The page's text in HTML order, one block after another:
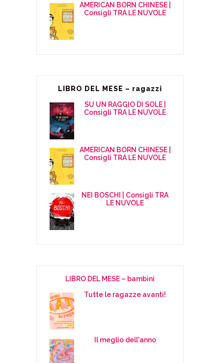
AMERICAN BORN CHINESE |
Consigli TRA LE NUVOLE
LIBRO DEL MESE – ragazzi
SU UN RAGGIO DI SOLE |
Consigli TRA LE NUVOLE
AMERICAN BORN CHINESE |
Consigli TRA LE NUVOLE
NEI BOSCHI | Consigli TRA
LE NUVOLE
LIBRO DEL MESE – bambini
Tutte le ragazze avanti!
Il meglio dell'anno